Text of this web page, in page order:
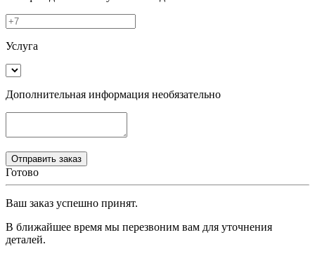
Услуга
Дополнительная информация необязательно
Готово
Ваш заказ успешно принят.
В ближайшее время мы перезвоним вам для уточнения
деталей.